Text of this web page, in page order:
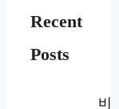
Recent
Posts
비